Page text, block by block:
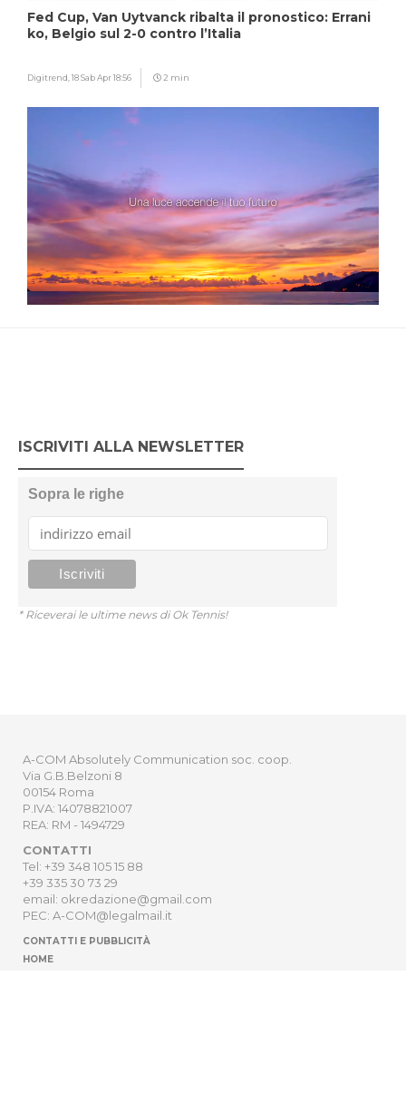
Fed Cup, Van Uytvanck ribalta il pronostico: Errani
ko, Belgio sul 2-0 contro l’Italia
Digitrend,18 Sab Apr 18:56 2 min
ISCRIVITI ALLA NEWSLETTER
Sopra le righe
* Riceverai le ultime news di Ok Tennis!
A-COM Absolutely Communication soc. coop.
Via G.B.Belzoni 8
00154 Roma
P.IVA: 14078821007
REA: RM - 1494729
CONTATTI
Tel: +39 348 105 15 88
+39 335 30 73 29
email: okredazione@gmail.com
PEC: A-COM@legalmail.it
CONTATTI E PUBBLICITÀ
HOME